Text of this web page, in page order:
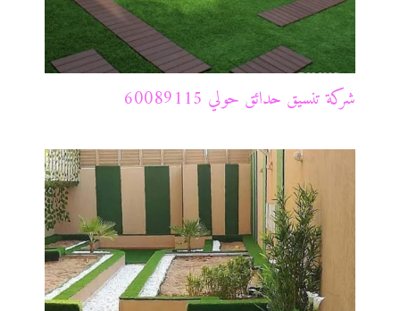
شركة تنسيق حدائق حولي 60089115